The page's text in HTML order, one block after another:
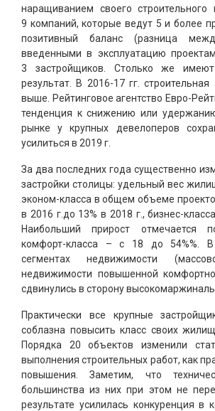
наращиванием своего строительного
9 компаний, которые ведут 5 и более
позитивный баланс (разница
введенными в эксплуатацию
3 застройщиков. Столько же имеют
результат. В 2016-17 гг. строительная
выше. Рейтинговое агентство Евро-
тенденция к снижению или
рынке у крупных девелоперов
усилиться в 2019 г.
За два последних года существенно
застройки столицы: удельный вес
эконом-класса в общем объеме
в 2016 г.до 13% в 2018 г., бизнес-
Наибольший прирост отмечается
комфорт-класса – с 18 до 54%%.
сегментах недвижимости
недвижимости повышенной
сдвинулись в сторону
Практически все крупные
соблазна повысить класс своих
Порядка 20 объектов изменили
выполнения строительных работ, как
повышения. Заметим, что
большинства из них при этом не
результате усилилась конкуренция в